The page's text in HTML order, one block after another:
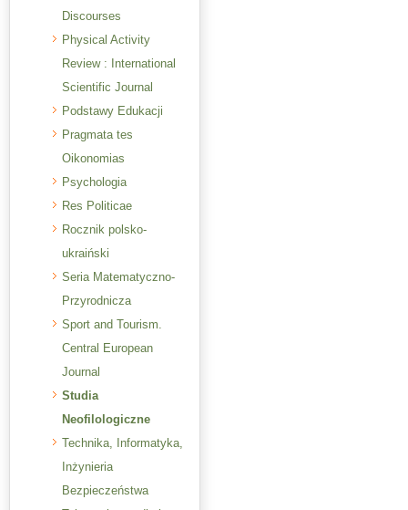
Discourses
Physical Activity
Review : International
Scientific Journal
Podstawy Edukacji
Pragmata tes
Oikonomias
Psychologia
Res Politicae
Rocznik polsko-
ukraiński
Seria Matematyczno-
Przyrodnicza
Sport and Tourism.
Central European
Journal
Studia
Neofilologiczne
Technika, Informatyka,
Inżynieria
Bezpieczeństwa